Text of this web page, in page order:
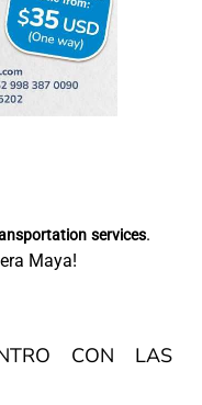
services.
Maya!
CON LAS